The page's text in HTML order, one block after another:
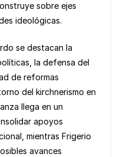
sobre ejes
ideológicas.
se destacan la
la defensa del
de reformas
del kirchnerismo en
llega en un
apoyos
mientras Frigerio
avances